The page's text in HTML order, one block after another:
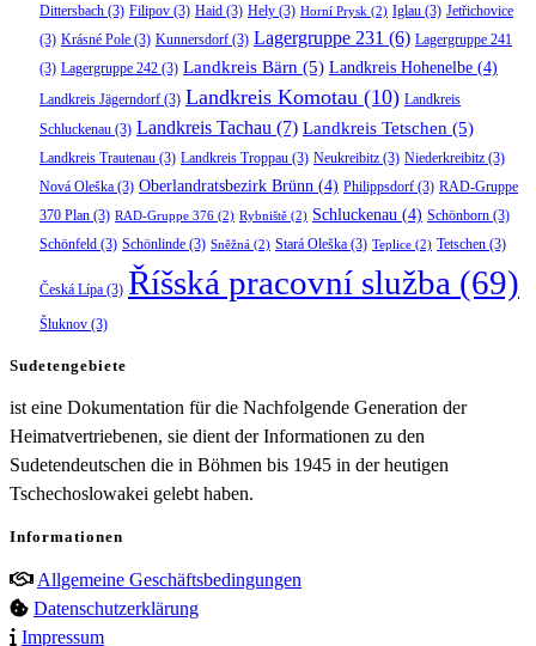
Dittersbach (3) Filipov (3) Haid (3) Hely (3) Horní Prysk (2) Iglau (3) Jetřichovice
(3) Krásné Pole (3) Kunnersdorf (3) Lagergruppe 231 (6) Lagergruppe 241
(3) Lagergruppe 242 (3) Landkreis Bärn (5) Landkreis Hohenelbe (4)
Landkreis Jägerndorf (3) Landkreis Komotau (10) Landkreis
Schluckenau (3) Landkreis Tachau (7) Landkreis Tetschen (5)
Landkreis Trautenau (3) Landkreis Troppau (3) Neukreibitz (3) Niederkreibitz (3)
Nová Oleška (3) Oberlandratsbezirk Brünn (4) Philippsdorf (3) RAD-Gruppe
370 Plan (3) RAD-Gruppe 376 (2) Rybniště (2) Schluckenau (4) Schönborn (3)
Schönfeld (3) Schönlinde (3) Sněžná (2) Stará Oleška (3) Teplice (2) Tetschen (3)
Česká Lípa (3) Říšská pracovní služba (69)
Šluknov (3)
Sudetengebiete
ist eine Dokumentation für die Nachfolgende Generation der
Heimatvertriebenen, sie dient der Informationen zu den
Sudetendeutschen die in Böhmen bis 1945 in der heutigen
Tschechoslowakei gelebt haben.
Informationen
Allgemeine Geschäftsbedingungen
Datenschutzerklärung
Impressum